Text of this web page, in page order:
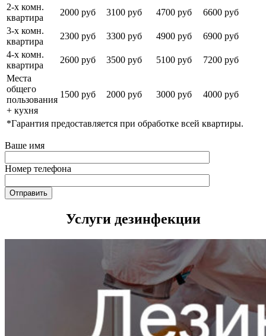
2-х комн.
квартира
2000 руб 3100 руб 4700 руб
6600 руб
3-х комн.
квартира
2300 руб 3300 руб 4900 руб
6900 руб
4-х комн.
квартира
2600 руб 3500 руб 5100 руб
7200 руб
Места
общего
пользования
+ кухня
1500 руб 2000 руб 3000 руб 4000 руб
*Гарантия предоставляется при обработке всей квартиры.
Ваше имя
Номер телефона
Услуги дезинфекции